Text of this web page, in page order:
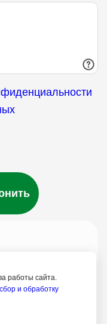
работы сайта.
сбор и обработку